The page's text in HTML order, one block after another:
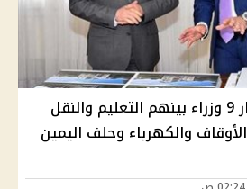
أنباء متداولة باستمرار 9 وزراء بينهم التعليم والنقل
والكهرباء وحلف اليمين